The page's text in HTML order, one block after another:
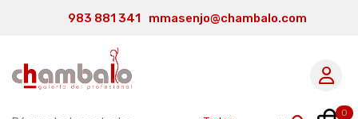
983 881 341 mmasenjo@chambalo.com
0